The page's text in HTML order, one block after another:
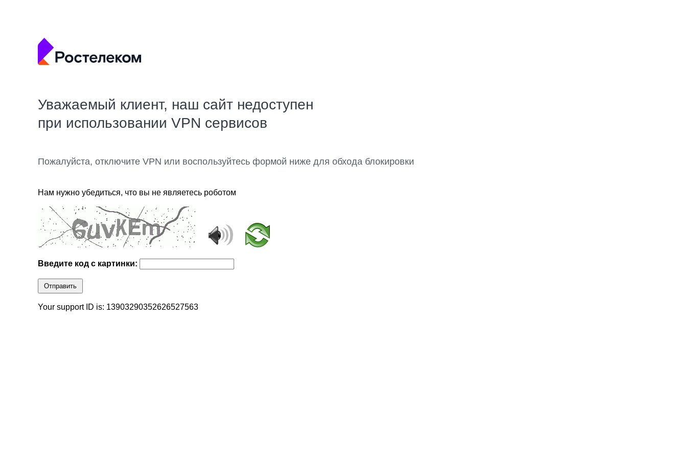
Уважаемый клиент, наш сайт недоступен
при использовании VPN сервисов
Пожалуйста, отключите VPN или воспользуйтесь формой ниже для обхода блокировки
Нам нужно убедиться, что вы не являетесь роботом
Введите код с картинки:
Отправить
Your support ID is: 13903290352626527563